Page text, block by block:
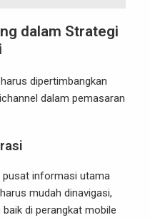
dalam Strategi
dipertimbangkan
dalam pemasaran
pusat informasi utama
mudah dinavigasi,
di perangkat mobile